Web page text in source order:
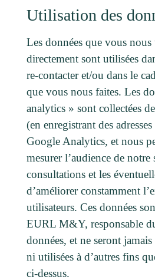
Utilisation des
Les données que vous nous
directement sont utilisées
re-contacter et/ou dans le
que vous nous faites. Les
analytics » sont collectées
(en enregistrant des
Google Analytics, et nous
mesurer l’audience de notre
consultations et les
d’améliorer constamment
utilisateurs. Ces données
EURL M&Y, responsable
données, et ne seront jamais
ni utilisées à d’autres fins
ci-dessus.